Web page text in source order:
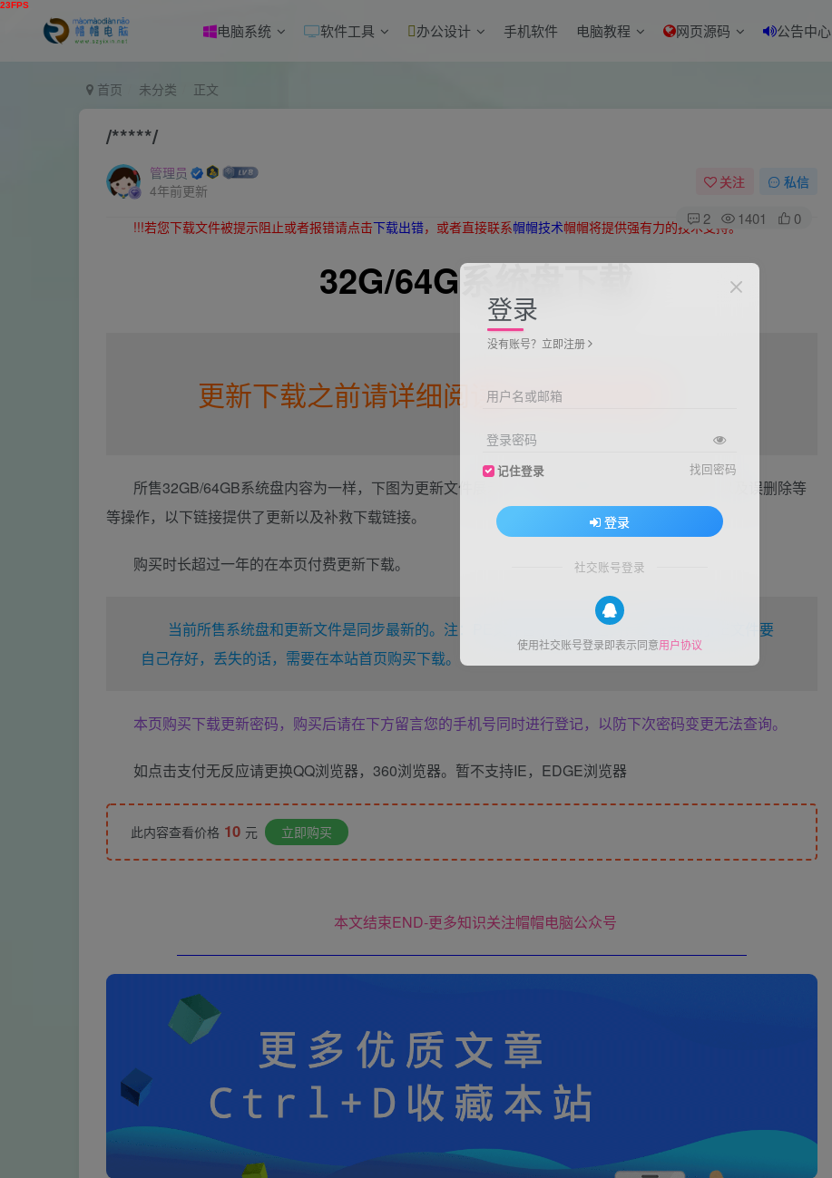
电脑系统 软件工具 办公设计 手机软件 电脑教程 网页源码 公告中心
首页 未分类 正文
/*****/
管理员
4年前更新
关注 私信
2 1401 0
!!!若您下载文件被提示阻止或者报错请点击下载出错，或者直接联系帽帽技术帽帽将提供强有力的技术支持。
32G/64G系统盘下载
更新下载之前请详细阅读以下文字介绍
所售32GB/64GB系统盘内容为一样，下图为更新文件展示，为了方便购买用户的售后体验，以及误删除等
等操作，以下链接提供了更新以及补救下载链接。
购买时长超过一年的在本页付费更新下载。
当前所售系统盘和更新文件是同步最新的。注：PE文件暂不在更新之列，系统盘内的PE文件要
自己存好，丢失的话，需要在本站首页购买下载。
本页购买下载更新密码，购买后请在下方留言您的手机号同时进行登记，以防下次密码变更无法查询。
如点击支付无反应请更换QQ浏览器，360浏览器。暂不支持IE，EDGE浏览器
此内容查看价格 10 元 立即购买
本文结束END-更多知识关注帽帽电脑公众号
登录
没有账号？立即注册
用户名或邮箱
登录密码
记住登录 找回密码
登录
社交账号登录
使用社交账号登录即表示同意用户协议